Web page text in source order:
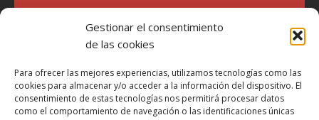
Gestionar el consentimiento
de las cookies
Para ofrecer las mejores experiencias, utilizamos tecnologías como las
cookies para almacenar y/o acceder a la información del dispositivo. El
consentimiento de estas tecnologías nos permitirá procesar datos
como el comportamiento de navegación o las identificaciones únicas
"Soy Manel Hospido, nací en Valencia en 1969 y desde el
año 2007 he escrito sobre motos en distintos medios.
Millatrece.com es una apuesta por escribir sobre lo que me
participa"
Aviso Legal